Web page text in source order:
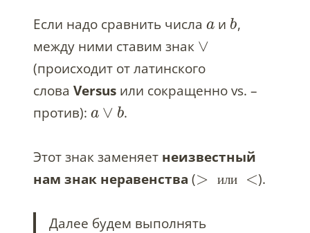
Если надо сравнить числа a и b,
между ними ставим знак ∨
(происходит от латинского
слова Versus или сокращенно vs. –
против): a ∨ b.
Этот знак заменяет неизвестный
нам знак неравенства (> или <).
Далее будем выполнять